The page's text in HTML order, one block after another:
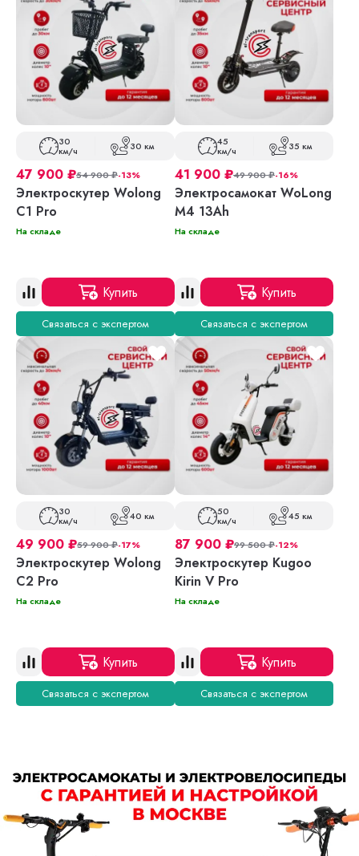
30
км/ч 30 км
47 900 ₽54 900₽-13%
Электроскутер Wolong
C1 Pro
На складе
Купить
Связаться с экспертом
45
км/ч 35 км
41 900 ₽49 900₽-16%
Электросамокат WoLong
M4 13Ah
На складе
Купить
Связаться с экспертом
30
км/ч 40 км
49 900 ₽59 900₽-17%
Электроскутер Wolong
C2 Pro
На складе
Купить
Связаться с экспертом
50
км/ч 45 км
87 900 ₽99 500₽-12%
Электроскутер Kugoo
Kirin V Pro
На складе
Купить
Связаться с экспертом